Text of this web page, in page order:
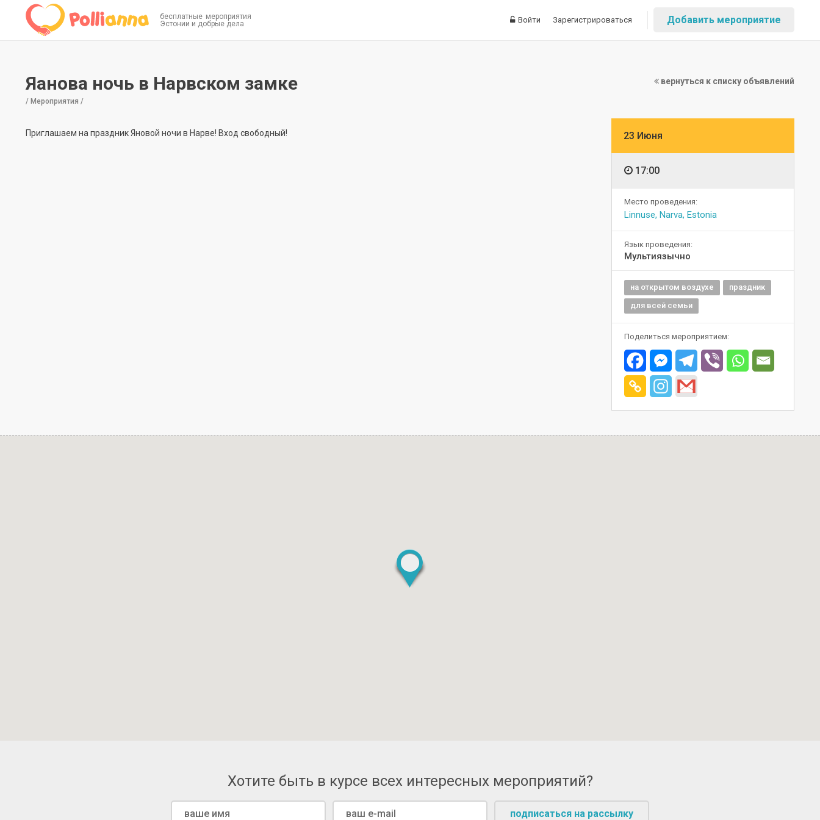
бесплатные мероприятия
Эстонии и добрые дела
Войти Зарегистрироваться Добавить мероприятие
вернуться к списку объявлений
Яанова ночь в Нарвском замке
/ Мероприятия /
Приглашаем на праздник Яновой ночи в Нарве! Вход свободный! 23 Июня
17:00
Место проведения:
Linnuse, Narva, Estonia
Язык проведения:
Мультиязычно
на открытом воздухе
праздник
для всей семьи
Поделиться мероприятием:
Хотите быть в курсе всех интересных мероприятий?
подписаться на рассылку